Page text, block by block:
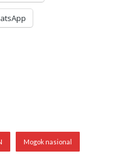
Mogok nasional